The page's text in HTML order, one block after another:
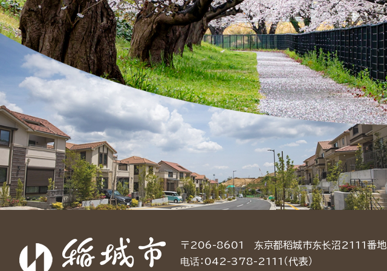
〒206-8601 东京都稻城市东长沼2111番地
电话：042-378-2111（代表）